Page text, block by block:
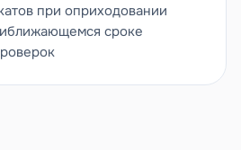
при оприходовании
сроке